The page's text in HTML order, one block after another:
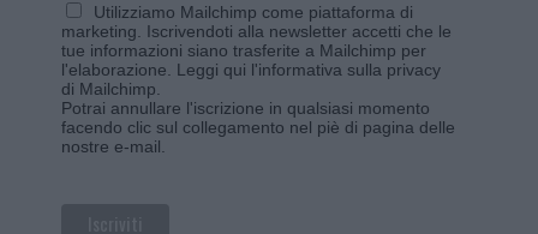
Utilizziamo Mailchimp come piattaforma di
marketing. Iscrivendoti alla newsletter accetti che le
tue informazioni siano trasferite a Mailchimp per
l'elaborazione. Leggi qui l'informativa sulla privacy
di Mailchimp
Potrai annullare l'iscrizione in qualsiasi momento
facendo clic sul collegamento nel piè di pagina delle
nostre e-mail.